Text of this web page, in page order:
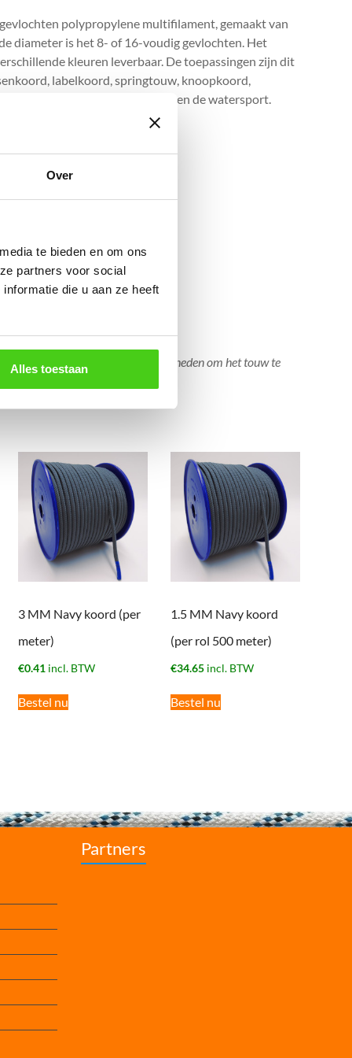
Over
te bieden en om ons
partners voor social
die u aan ze heeft
Alles toestaan
polypropylene multifilament, gemaakt van
diameter is het 8- of 16-voudig gevlochten. Het
kleuren leverbaar. De toepassingen zijn dit
labelkoord, springtouw, knoopkoord,
in de reclamewereld, industrie en de watersport.
Tevens bestaan er mogelijkheden om het touw te
3 MM Navy koord (per
meter)
€0.41 incl. BTW
Bestel nu
1.5 MM Navy koord
(per rol 500 meter)
€34.65 incl. BTW
Bestel nu
Partners